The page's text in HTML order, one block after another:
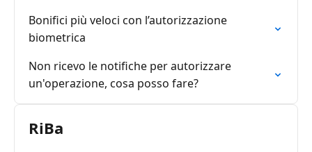
Bonifici più veloci con l’autorizzazione
biometrica
Non ricevo le notifiche per autorizzare
un'operazione, cosa posso fare?
RiBa